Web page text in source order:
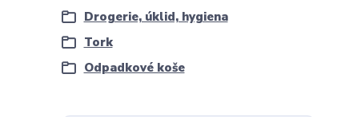
Drogerie, úklid, hygiena
Tork
Odpadkové koše